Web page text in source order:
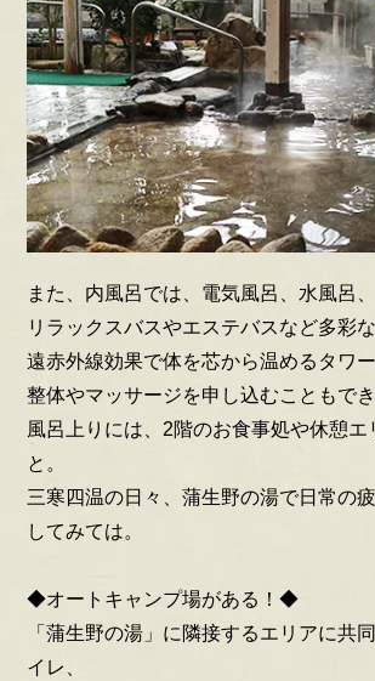
また、内風呂では、電気風呂、水風呂、
リラックスバスやエステバスなど多彩
遠赤外線効果で体を芯から温めるタワー
整体やマッサージを申し込むこともでき
風呂上りには、2階のお食事処や休憩エ
と。
三寒四温の日々、蒲生野の湯で日常の
してみては。
◆オートキャンプ場がある！◆
「蒲生野の湯」に隣接するエリアに共
イレ、